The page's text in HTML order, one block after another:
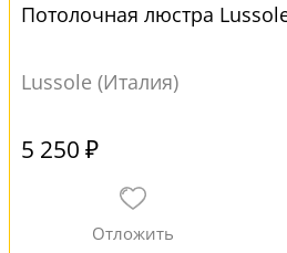
Потолочная люстра
Lussole (Италия)
5 250 ₽